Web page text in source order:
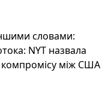
словами:
NYT назвала
компромісу між США